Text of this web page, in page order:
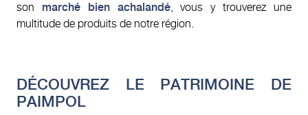
son marché bien achalandé, vous y trouverez une
multitude de produits de notre région.
DÉCOUVREZ LE PATRIMOINE DE
PAIMPOL